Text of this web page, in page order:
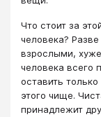
Что стоит за
человека?
взрослыми,
человека всего
оставить
этого чище.
принадлежит